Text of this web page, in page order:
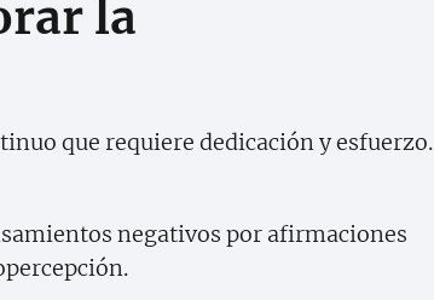
la
que requiere dedicación y esfuerzo.
negativos por afirmaciones